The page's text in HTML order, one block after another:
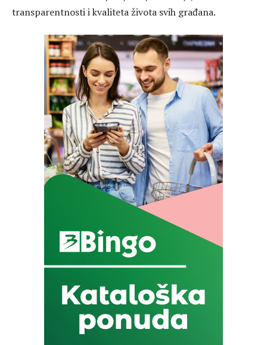
transparentnosti i kvaliteta života svih građana.